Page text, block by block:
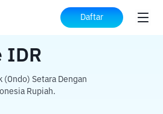
Daftar
LLYON IDR
IDR
Setara Dengan
Rupiah.